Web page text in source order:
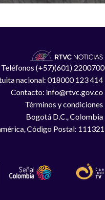
Teléfonos (+57)(601) 2200700
nacional: 018000 123 414
Contacto: info@rtvc.gov.co
Términos y condiciones
Bogotá D.C., Colombia
Código Postal: 111321